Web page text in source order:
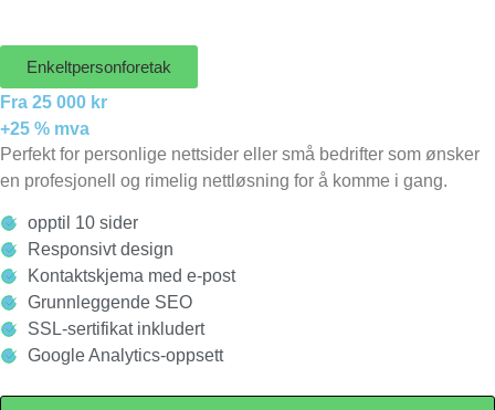
Enkeltpersonforetak
Fra 25 000 kr
+25 % mva
Perfekt for personlige nettsider eller små bedrifter som ønsker
en profesjonell og rimelig nettløsning for å komme i gang.
opptil 10 sider
Responsivt design
Kontaktskjema med e-post
Grunnleggende SEO
SSL-sertifikat inkludert
Google Analytics-oppsett